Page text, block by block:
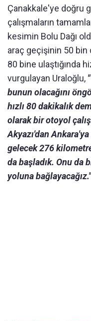
Çanakkale'ye doğru
çalışmaların
kesimin Bolu Dağı
araç geçişinin 50 bin
80 bine ulaştığında
vurgulayan Uraloğlu,
bunun olacağını
hızlı 80 dakikalık
olarak bir otoyol
Akyazı'dan
gelecek 276
da başladık. Onu da
yoluna bağlayacağız."